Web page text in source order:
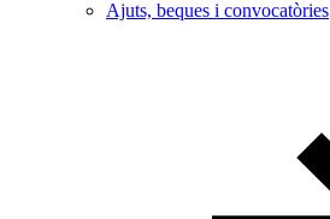
Ajuts, beques i convocatòries